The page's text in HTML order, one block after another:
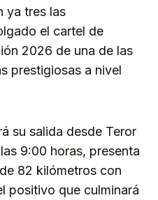
ya tres las
el cartel de
2026 de una de las
prestigiosas a nivel
su salida desde Teror
9:00 horas, presenta
82 kilómetros con
positivo que culminará